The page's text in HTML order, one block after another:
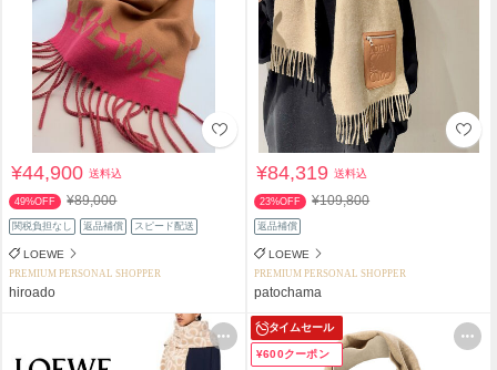
¥44,900送料込
49%OFF ¥89,000
関税負担なし 返品補償 スピード配送
LOEWE
PREMIUM PERSONAL SHOPPER
hiroado
¥84,319送料込
23%OFF ¥109,800
返品補償
LOEWE
PREMIUM PERSONAL SHOPPER
patochama
タイムセール
¥600クーポン